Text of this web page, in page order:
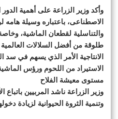
وأكد وزير الزراعة على أهمية
الاصطناعى، باعتباره وسيلة هامه
طلوقة من أفضل السلالات
الانتاجية الأمر الذي يسهم في سد
الاستيراد من اللحوم ورؤس
مستوى معيشة الفلاح
وزير الزراعة ناشد المربيين باتباع
وتنمية الثروة الحيوانية لزيادة